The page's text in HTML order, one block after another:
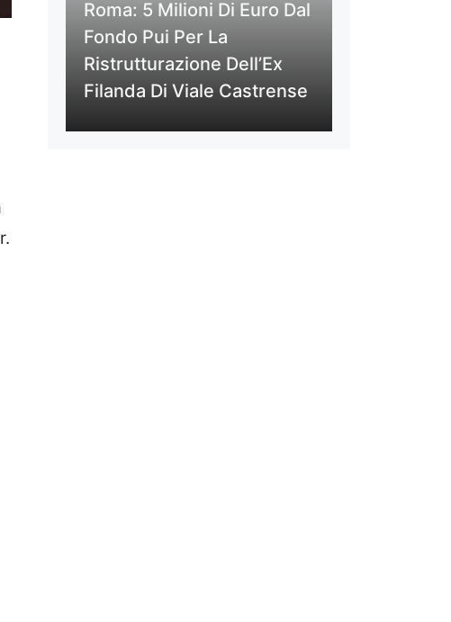
Roma: 5 Milioni Di Euro Dal
Fondo Pui Per La
Ristrutturazione Dell’Ex
Filanda Di Viale Castrense